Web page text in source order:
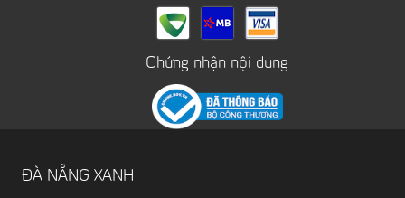
Chứng nhận nội dung
ĐÀ NẴNG XANH